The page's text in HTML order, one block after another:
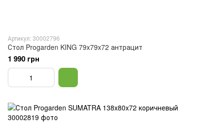
Артикул: 30002796
Стол Progarden KING 79x79x72 антрацит
1 990 грн